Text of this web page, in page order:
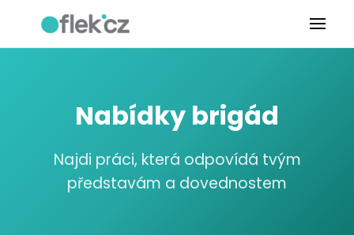
Nabídky brigád
Najdi práci, která odpovídá tvým
představám a dovednostem